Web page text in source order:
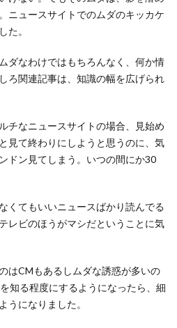
ニュースサイトでのムダのキッカケ
た。
ダなわけではもちろんなく、何か情
ろ関連記事は、知識の幅を広げられ
チなニュースサイトの場合、見始め
見て終わりにしようと思うのに、気
ドン見てしまう。いつの間にか30
くてもいいニュースばかり読んでる
レビのほうがマシだということに気
はCMもあるしムダな誘惑が多いの
知る程度にするようになったら、細
うになりました。